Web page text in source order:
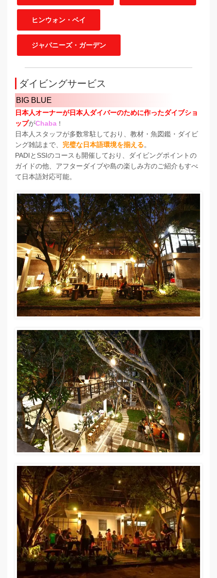
ヒンウォン・ベイ
ジャパニーズ・ガーデン
ダイビングサービス
BIG BLUE
日本人オーナーが日本人ダイバーのために作ったダイブショ
ップがChaba ！
日本人スタッフが多数常駐しており、教材・魚図鑑・ダイビ
ング雑誌まで、 完璧な日本語環境を揃える。
PADIとSSIのコースも開催しており、ダイビングポイントの
ガイドの他、アフターダイブや島の楽しみ方のご紹介もすべ
て日本語対応可能。